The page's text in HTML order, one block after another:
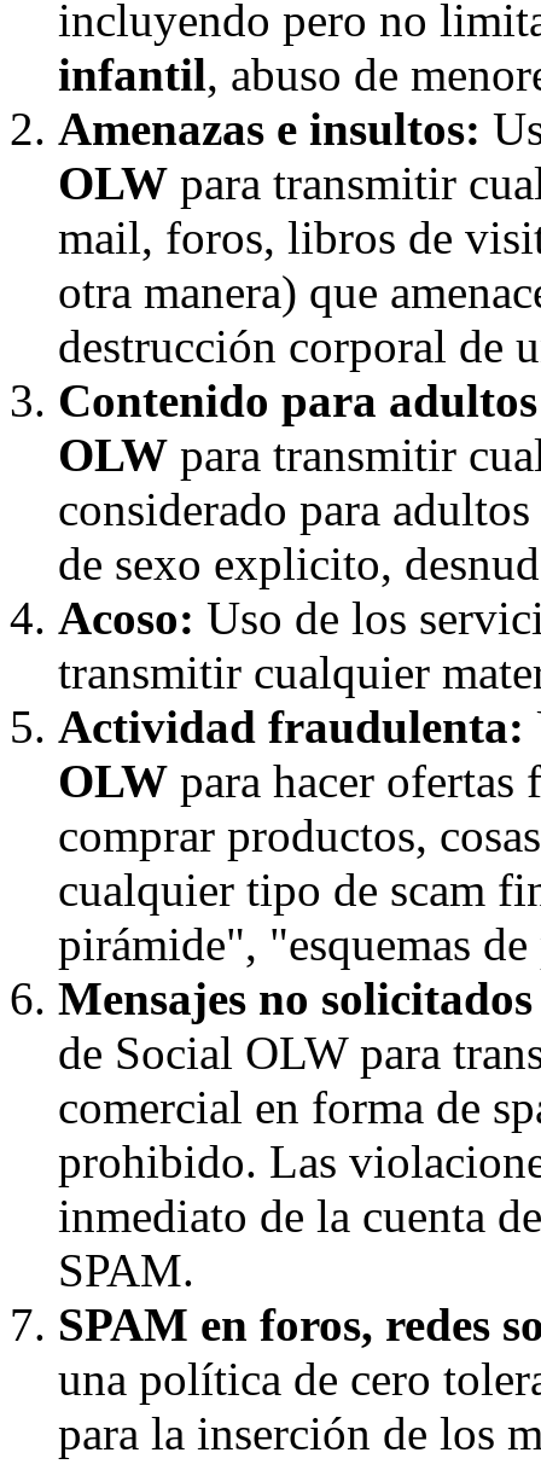
incluyendo pero no
infantil, abuso de
Amenazas e insultos:
OLW para transmitir
mail, foros, libros de
otra manera) que
destrucción corporal de
Contenido para
OLW para transmitir
considerado para
de sexo explicito,
Acoso: Uso de los
transmitir cualquier
Actividad fraudulenta:
OLW para hacer ofertas
comprar productos,
cualquier tipo de scam
pirámide", "esquemas
Mensajes no
de Social OLW para
comercial en forma de
prohibido. Las
inmediato de la cuenta
SPAM.
SPAM en foros, redes
una política de cero
para la inserción de los